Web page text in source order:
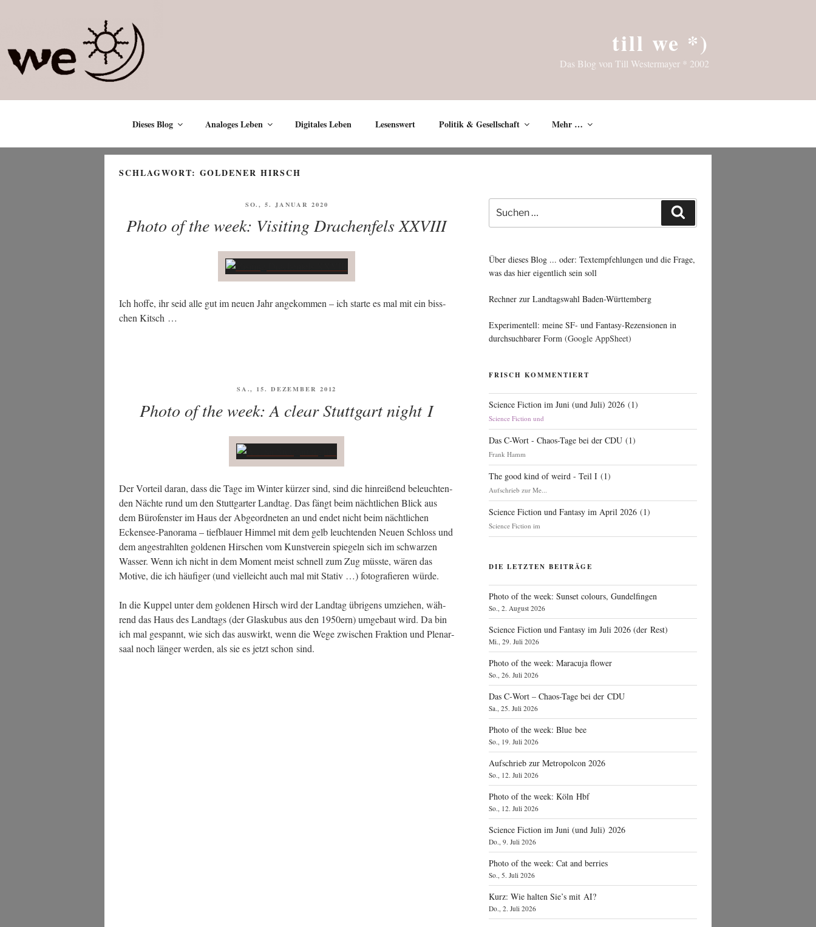
till we *)
Das Blog von Till Westermayer * 2002
Dieses Blog Analoges Leben Digitales Leben Lesenswert Politik & Gesellschaft Mehr …
SCHLAGWORT: GOLDENER HIRSCH
VERÖFFENTLICHT
SO., 5. JANUAR 2020
Photo of the week: Visiting Drachenfels XXVIII
Ich hof­fe, ihr seid alle gut im neu­en Jahr ange­kom­men – ich star­te es mal mit ein biss­
chen Kitsch …
VERÖFFENTLICHT
SA., 15. DEZEMBER 2012
Photo of the week: A clear Stuttgart night I
Der Vor­teil dar­an, dass die Tage im Win­ter kür­zer sind, sind die hin­rei­ßend beleuch­ten­
den Näch­te rund um den Stutt­gar­ter Land­tag. Das fängt beim nächt­li­chen Blick aus
dem Büro­fens­ter im Haus der Abge­ord­ne­ten an und endet nicht beim nächt­li­chen
Ecken­see-Pan­ora­ma – tief­blau­er Him­mel mit dem gelb leuch­ten­den Neu­en Schloss und
dem ange­strahl­ten gol­de­nen Hir­schen vom Kunst­ver­ein spie­geln sich im schwar­zen
Was­ser. Wenn ich nicht in dem Moment meist schnell zum Zug müss­te, wären das
Moti­ve, die ich häu­fi­ger (und viel­leicht auch mal mit Sta­tiv …) foto­gra­fie­ren würde.
In die Kup­pel unter dem gol­de­nen Hirsch wird der Land­tag übri­gens umzie­hen, wäh­
rend das Haus des Land­tags (der Glas­ku­bus aus den 1950ern) umge­baut wird. Da bin
ich mal gespannt, wie sich das aus­wirkt, wenn die Wege zwi­schen Frak­ti­on und Ple­nar­
saal noch län­ger wer­den, als sie es jetzt schon sind.
Suche
nach:
Über dieses Blog ... oder: Textempfehlungen und die Frage,
was das hier eigentlich sein soll
Rechner zur Landtagswahl Baden-Württemberg
Experimentell: meine SF- und Fantasy-Rezensionen in
durchsuchbarer Form (Google AppSheet)
FRISCH KOMMENTIERT
Science Fiction im Juni (und Juli) 2026 (1)
Science Fiction und
Das C-Wort - Chaos-Tage bei der CDU (1)
Frank Hamm
The good kind of weird - Teil I (1)
Aufschrieb zur Me...
Science Fiction und Fantasy im April 2026 (1)
Science Fiction im
DIE LETZTEN BEITRÄGE
Photo of the week: Sunset colours, Gundelfingen
So., 2. August 2026
Science Fiction und Fantasy im Juli 2026 (der Rest)
Mi., 29. Juli 2026
Photo of the week: Maracuja flower
So., 26. Juli 2026
Das C‑Wort – Chaos-Tage bei der CDU
Sa., 25. Juli 2026
Photo of the week: Blue bee
So., 19. Juli 2026
Aufschrieb zur Metropolcon 2026
So., 12. Juli 2026
Photo of the week: Köln Hbf
So., 12. Juli 2026
Science Fiction im Juni (und Juli) 2026
Do., 9. Juli 2026
Photo of the week: Cat and berries
So., 5. Juli 2026
Kurz: Wie halten Sie’s mit AI?
Do., 2. Juli 2026